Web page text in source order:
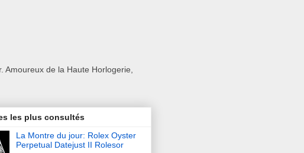
de la Haute Horlogerie,
les plus consultés
La Montre du jour: Rolex Oyster
Perpetual Datejust II Rolesor